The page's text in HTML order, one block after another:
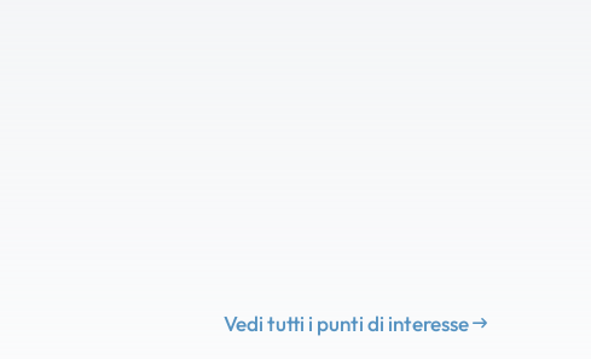
Vedi tutti i punti di interesse